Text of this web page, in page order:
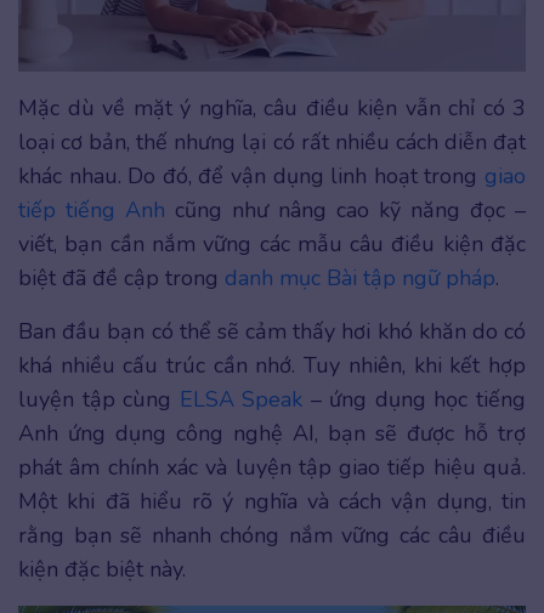
Mặc dù về mặt ý nghĩa, câu điều kiện vẫn chỉ có 3
loại cơ bản, thế nhưng lại có rất nhiều cách diễn đạt
khác nhau. Do đó, để vận dụng linh hoạt trong giao
tiếp tiếng Anh cũng như nâng cao kỹ năng đọc –
viết, bạn cần nắm vững các mẫu câu điều kiện đặc
biệt đã đề cập trong danh mục Bài tập ngữ pháp.
Ban đầu bạn có thể sẽ cảm thấy hơi khó khăn do có
khá nhiều cấu trúc cần nhớ. Tuy nhiên, khi kết hợp
luyện tập cùng ELSA Speak – ứng dụng học tiếng
Anh ứng dụng công nghệ AI, bạn sẽ được hỗ trợ
phát âm chính xác và luyện tập giao tiếp hiệu quả.
Một khi đã hiểu rõ ý nghĩa và cách vận dụng, tin
rằng bạn sẽ nhanh chóng nắm vững các câu điều
kiện đặc biệt này.